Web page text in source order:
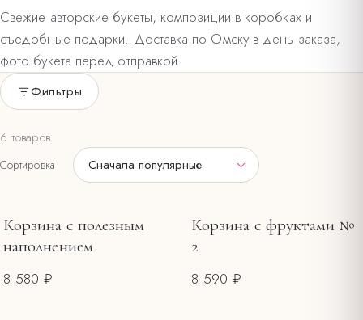
Свежие авторские букеты, композиции в коробках и
съедобные подарки. Доставка по Омску в день заказа,
фото букета перед отправкой.
Только в наличии
Новогодние букеты и композиции
Фильтры
6 товаров
Сортировка Сначала популярные
Корзина с полезным
наполнением
8 580 ₽
Корзина с фруктами №
2
8 590 ₽